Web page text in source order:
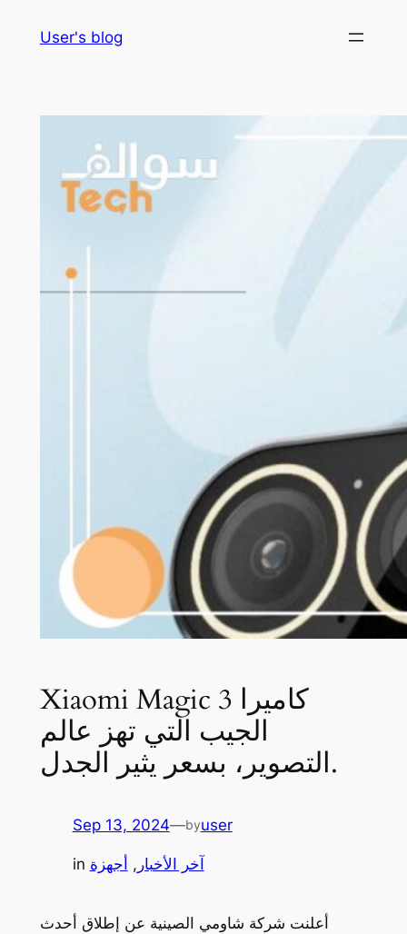
User's blog
Xiaomi Magic 3 كاميرا
الجيب التي تهز عالم
التصوير، بسعر يثير الجدل.
Sep 13, 2024—byuser
in آخر الأخبار , أجهزة
أعلنت شركة شاومي الصينية عن إطلاق أحدث